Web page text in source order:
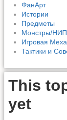
ФанАрт
Истории
Предметы
Монстры/
Игровая
Тактики и
This
yet